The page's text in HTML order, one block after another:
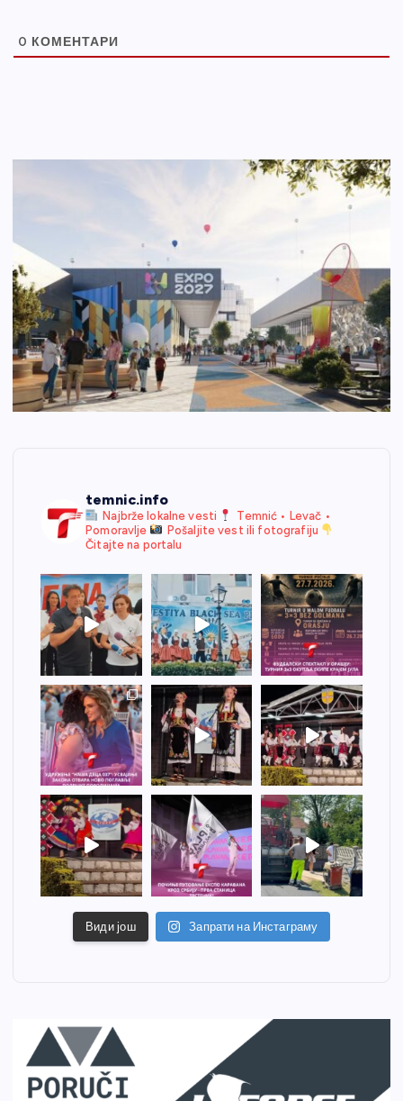
0 КОМЕНТАРИ
temnic.info
Najbrže lokalne vesti
Temnić • Levač •
Pomoravlje
Pošaljite vest ili fotografiju
Čitajte na portalu
Види још Запрати на Инстаграму